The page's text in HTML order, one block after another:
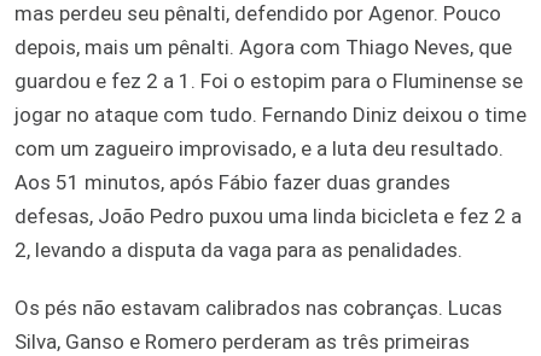
mas perdeu seu pênalti, defendido por Agenor. Pouco
depois, mais um pênalti. Agora com Thiago Neves, que
guardou e fez 2 a 1. Foi o estopim para o Fluminense se
jogar no ataque com tudo. Fernando Diniz deixou o time
com um zagueiro improvisado, e a luta deu resultado.
Aos 51 minutos, após Fábio fazer duas grandes
defesas, João Pedro puxou uma linda bicicleta e fez 2 a
2, levando a disputa da vaga para as penalidades.
Os pés não estavam calibrados nas cobranças. Lucas
Silva, Ganso e Romero perderam as três primeiras